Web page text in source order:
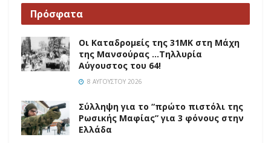
Πρόσφατα
Οι Καταδρομείς της 31ΜΚ στη Mάχη
της Μανσούρας …Τηλλυρία
Αύγουστος του 64!
8 ΑΥΓΟΎΣΤΟΥ 2026
Σύλληψη για το “πρώτο πιστόλι της
Ρωσικής Μαφίας” για 3 φόνους στην
Ελλάδα